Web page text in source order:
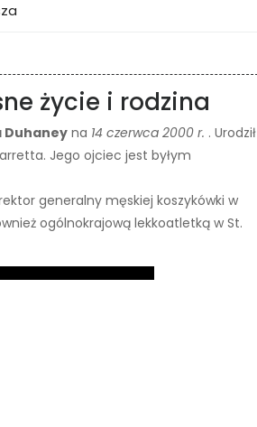
życie i rodzina
Duhaney na 14 czerwca 2000 r. . Urodził
Jego ojciec jest byłym
generalny męskiej koszykówki w
ogólnokrajową lekkoatletką w St.